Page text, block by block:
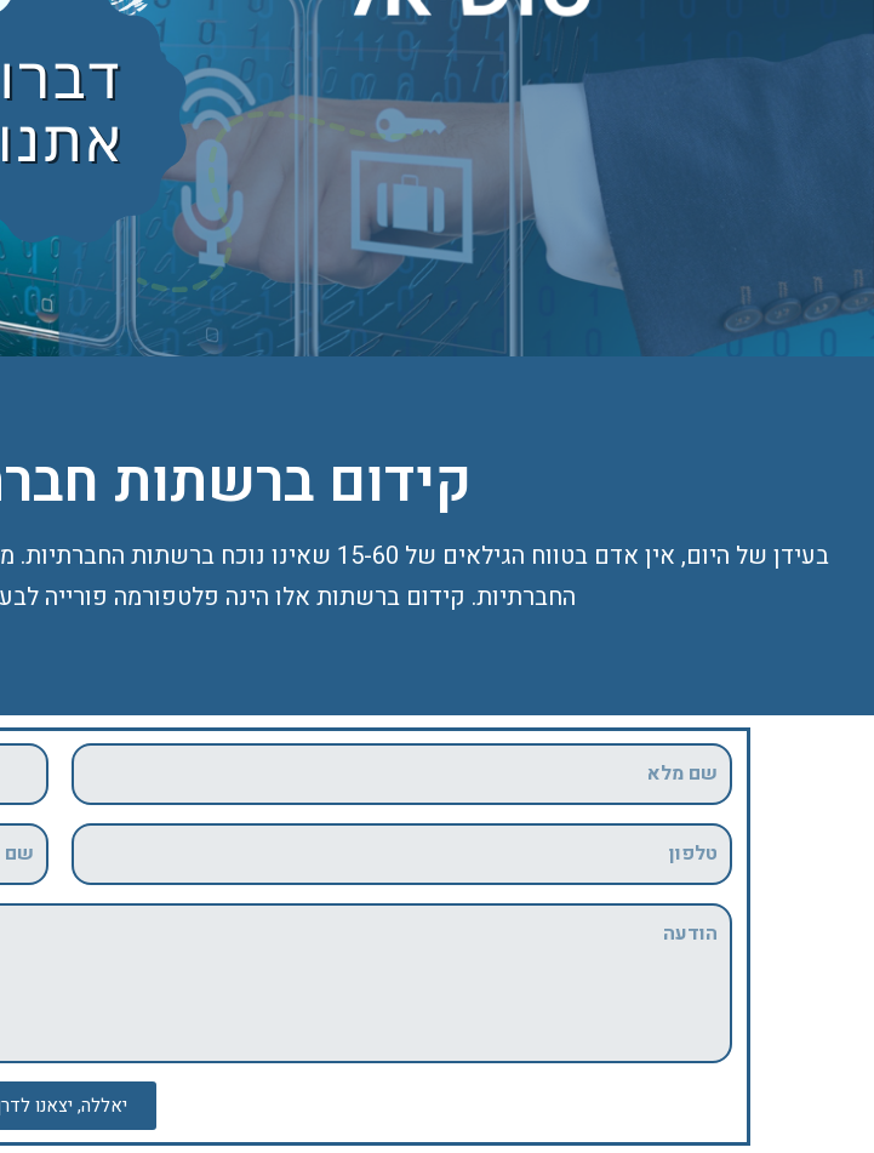
קידום ברשתות
בעידן של היום, אין אדם בטווח הגילאים של
החברתיות. קידום ברשתות אלו הינה פלטפורמה פורייה
יאללה, יצאנו